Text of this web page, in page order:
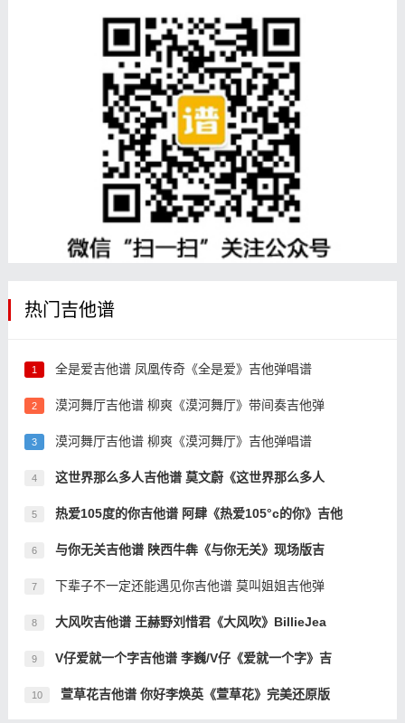
热门吉他谱
1 全是爱吉他谱 凤凰传奇《全是爱》吉他弹唱谱
2 漠河舞厅吉他谱 柳爽《漠河舞厅》带间奏吉他弹
3 漠河舞厅吉他谱 柳爽《漠河舞厅》吉他弹唱谱
4 这世界那么多人吉他谱 莫文蔚《这世界那么多人
5 热爱105度的你吉他谱 阿肆《热爱105°c的你》吉他
6 与你无关吉他谱 陕西牛犇《与你无关》现场版吉
7 下辈子不一定还能遇见你吉他谱 莫叫姐姐吉他弹
8 大风吹吉他谱 王赫野刘惜君《大风吹》BillieJea
9 V仔爱就一个字吉他谱 李巍/V仔《爱就一个字》吉
10 萱草花吉他谱 你好李焕英《萱草花》完美还原版